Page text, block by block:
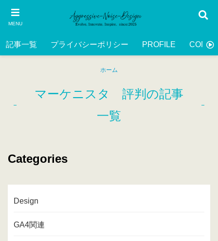
MENU
記事一覧 プライバシーポリシー PROFILE
ホーム
マーケニスタ 評判の記事
一覧
Categories
Design
GA4関連